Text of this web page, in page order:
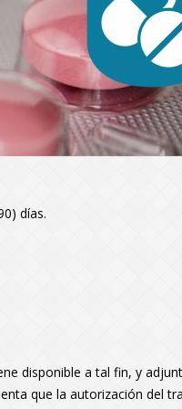
días.
disponible a tal fin, y
que la autorización del